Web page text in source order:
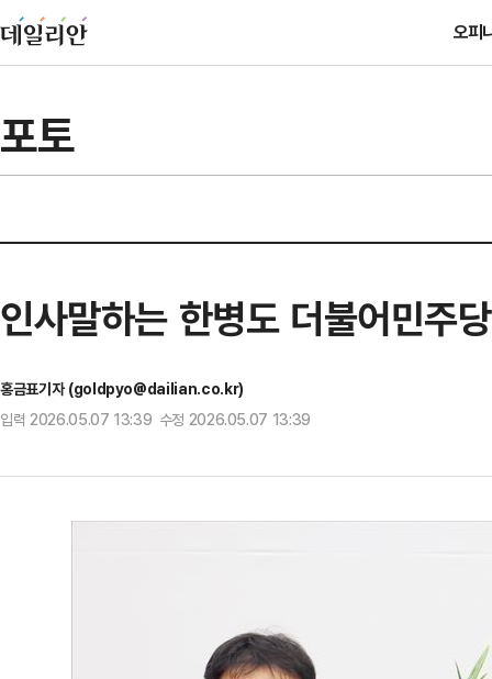
오피
포토
인사말하는 한병도 더불어민주
홍금표기자 (goldpyo@dailian.co.kr)
입력 2026.05.07 13:39 수정 2026.05.07 13:39